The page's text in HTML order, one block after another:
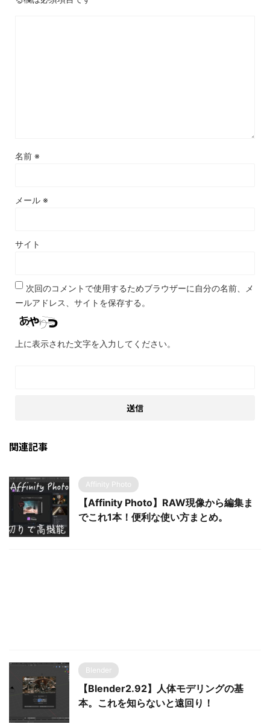
名前 ※
メール ※
サイト
次回のコメントで使用するためブラウザーに自分の名前、メ
ールアドレス、サイトを保存する。
上に表示された文字を入力してください。
関連記事
Affinity Photo
【Affinity Photo】RAW現像から編集ま
でこれ1本！便利な使い方まとめ。
Blender
【Blender2.92】人体モデリングの基
本。これを知らないと遠回り！